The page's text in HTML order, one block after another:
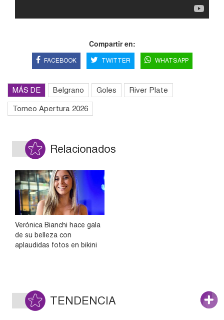
Compartir en:
FACEBOOK TWITTER WHATSAPP
MÁS DE Belgrano Goles River Plate
Torneo Apertura 2026
Relacionados
Verónica Bianchi hace gala
de su belleza con
aplaudidas fotos en bikini
TENDENCIA